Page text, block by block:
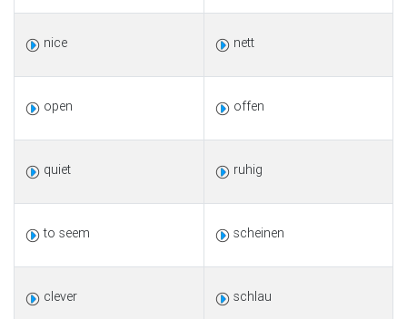
nice nett
open offen
quiet ruhig
to seem scheinen
clever schlau